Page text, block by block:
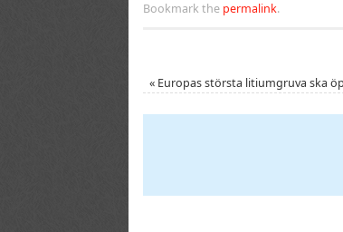
Bookmark the permalink.
« Europas största litiumgruva ska